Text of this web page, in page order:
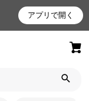
アプリで開く